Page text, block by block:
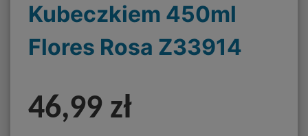
Kubeczkiem 450ml
Flores Rosa Z33914
46,99 zł